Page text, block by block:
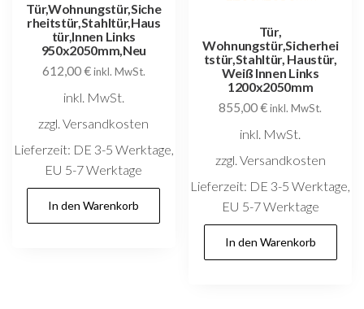
Tür,Wohnungstür,Siche
rheitstür,Stahltür,Haus
tür,Innen Links
950x2050mm,Neu
612,00€inkl. MwSt.
inkl. MwSt.
zzgl. Versandkosten
Lieferzeit: DE 3-5 Werktage,
EU 5-7 Werktage
In den Warenkorb
Tür,
Wohnungstür,Sicherhei
tstür,Stahltür, Haustür,
Weiß Innen Links
1200x2050mm
855,00€inkl. MwSt.
inkl. MwSt.
zzgl. Versandkosten
Lieferzeit: DE 3-5 Werktage,
EU 5-7 Werktage
In den Warenkorb